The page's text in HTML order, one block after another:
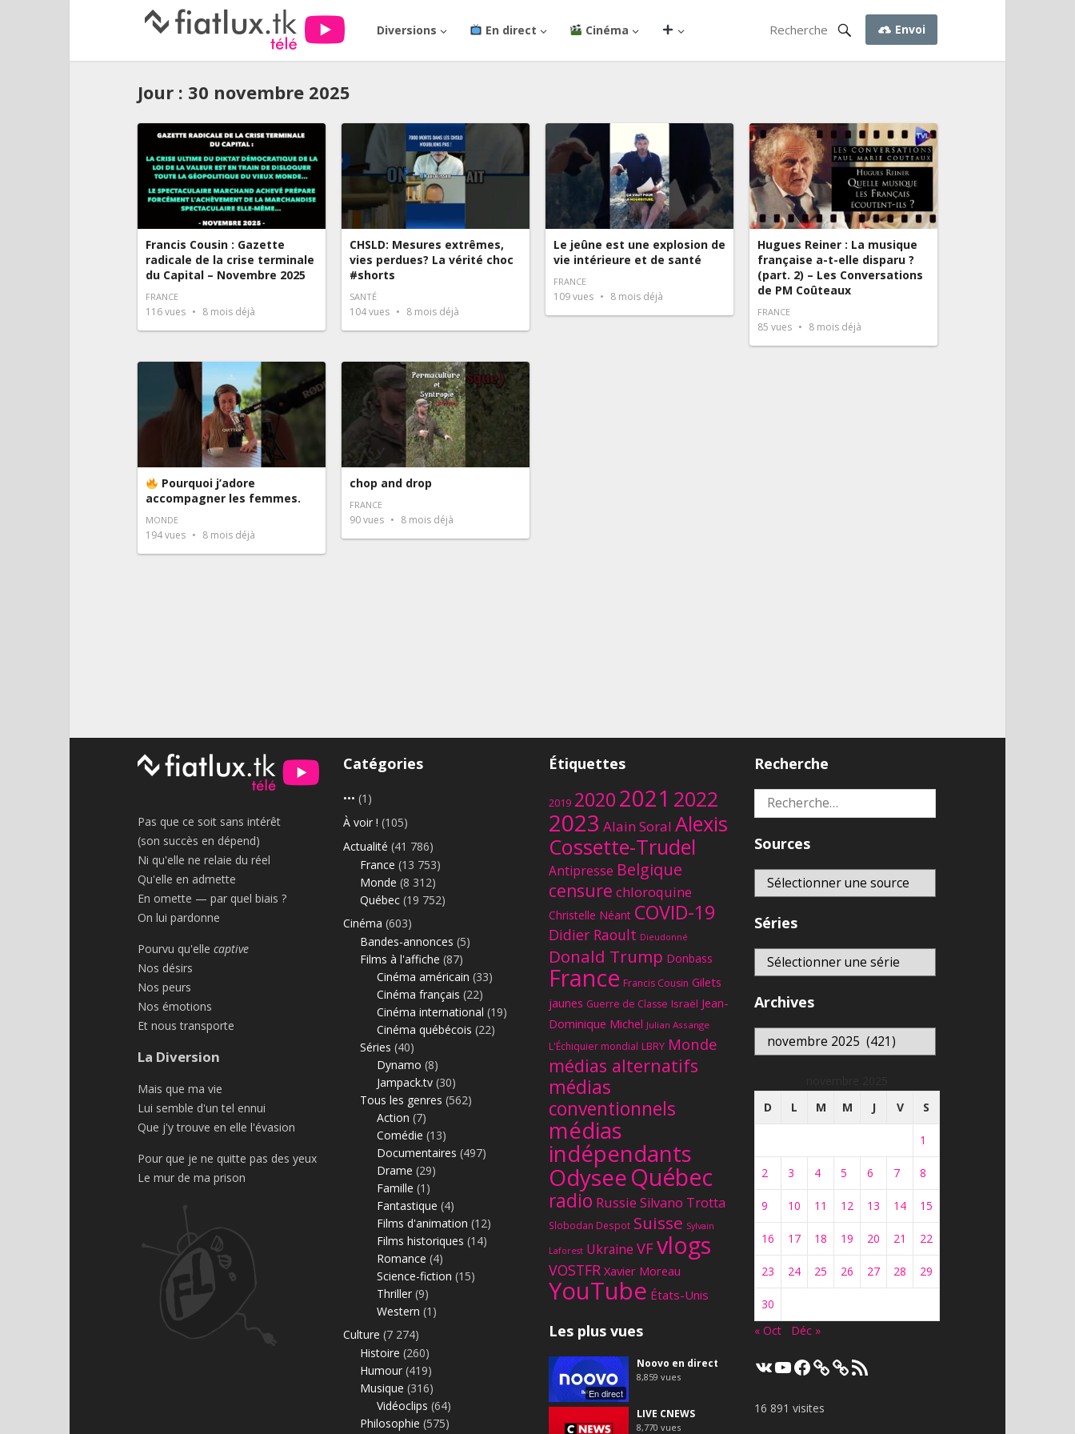
Diversions En direct Cinéma Envoi
Jour : 30 novembre 2025
Francis Cousin : Gazette
radicale de la crise terminale
du Capital – Novembre 2025
FRANCE
116vues 8 mois déjà
CHSLD: Mesures extrêmes,
vies perdues? La vérité choc
#shorts
SANTÉ
104vues 8 mois déjà
Le jeûne est une explosion de
vie intérieure et de santé
FRANCE
109vues 8 mois déjà
Hugues Reiner : La musique
française a-t-elle disparu ?
(part. 2) – Les Conversations
de PM Coûteaux
FRANCE
85 vues 8 mois déjà
Pourquoi j’adore
accompagner les femmes.
MONDE
194vues 8 mois déjà
chop and drop
FRANCE
90vues 8 mois déjà
Pas que ce soit sans intérêt
(son succès en dépend)
Ni qu'elle ne relaie du réel
Qu'elle en admette
En omette — par quel biais ?
On lui pardonne
Pourvu qu'elle captive
Nos désirs
Nos peurs
Nos émotions
Et nous transporte
La Diversion
Mais que ma vie
Lui semble d'un tel ennui
Que j'y trouve en elle l'évasion
Pour que je ne quitte pas des yeux
Le mur de ma prison
Catégories
••• (1)
À voir ! (105)
Actualité (41 786)
France (13 753)
Monde (8 312)
Québec (19 752)
Cinéma (603)
Bandes-annonces (5)
Films à l'affiche (87)
Cinéma américain (33)
Cinéma français (22)
Cinéma international (19)
Cinéma québécois (22)
Séries (40)
Dynamo (8)
Jampack.tv (30)
Tous les genres (562)
Action (7)
Comédie (13)
Documentaires (497)
Drame (29)
Famille (1)
Fantastique (4)
Films d'animation (12)
Films historiques (14)
Romance (4)
Science-fiction (15)
Thriller (9)
Western (1)
Culture (7 274)
Histoire (260)
Humour (419)
Musique (316)
Vidéoclips (64)
Philosophie (575)
Étiquettes
2019 20202021 2022
2023 Alain Soral Alexis
Cossette-Trudel
Antipresse Belgique
censure chloroquine
Christelle Néant COVID-19
Didier Raoult Dieudonné
Donald Trump Donbass
France Francis Cousin Gilets
jaunes Guerre de Classe Israël Jean-
Dominique Michel Julian Assange
L'Échiquier mondial LBRY Monde
médias alternatifs
médias
conventionnels
médias
indépendants
OdyseeQuébec
radio Russie Silvano Trotta
Slobodan Despot Suisse Sylvain
Laforest Ukraine VFvlogs
VOSTFR Xavier Moreau
YouTube États-Unis
Les plus vues
En direct
Noovo en direct
8,859 vues
LIVE CNEWS
8,770 vues
Recherche
Rechercher :
Sources
Séries
Archives
Archives
D
L M M J V S
1
2 3 4 5 6 7 8
9 10 11 12 13 14 15
16 17 18 19 20 21 22
23 24 25 26 27 28 29
30
« Oct
Déc »
VK YouTube
Facebook Flux
RSS
16 891 visites